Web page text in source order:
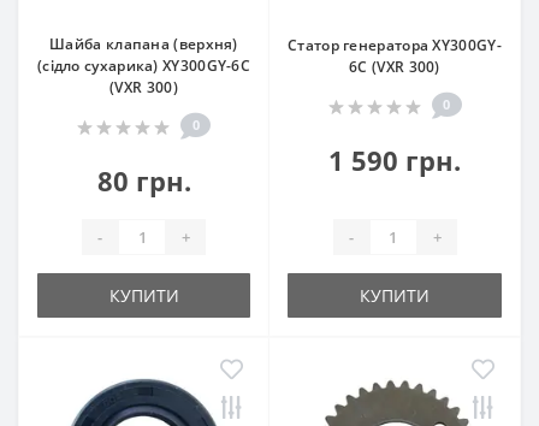
Шайба клапана (верхня)
(сідло сухарика) XY300GY-6C
(VXR 300)
0
80 грн.
- +
КУПИТИ
Статор генератора XY300GY-
6C (VXR 300)
0
1 590 грн.
- +
КУПИТИ